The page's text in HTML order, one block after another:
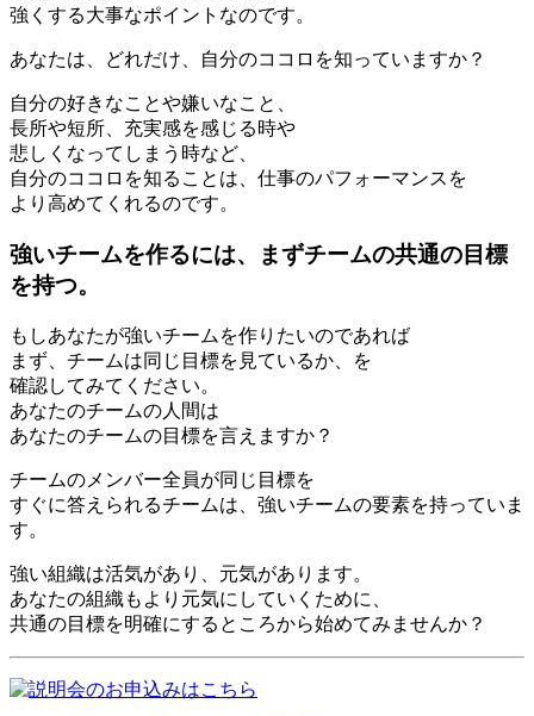
強くする大事なポイントなのです。
あなたは、どれだけ、自分のココロを知っていますか？
自分の好きなことや嫌いなこと、
長所や短所、充実感を感じる時や
悲しくなってしまう時など、
自分のココロを知ることは、仕事のパフォーマンスを
より高めてくれるのです。
強いチームを作るには、まずチームの共通の目標
を持つ。
もしあなたが強いチームを作りたいのであれば
まず、チームは同じ目標を見ているか、を
確認してみてください。
あなたのチームの人間は
あなたのチームの目標を言えますか？
チームのメンバー全員が同じ目標を
すぐに答えられるチームは、強いチームの要素を持っていま
す。
強い組織は活気があり、元気があります。
あなたの組織もより元気にしていくために、
共通の目標を明確にするところから始めてみませんか？